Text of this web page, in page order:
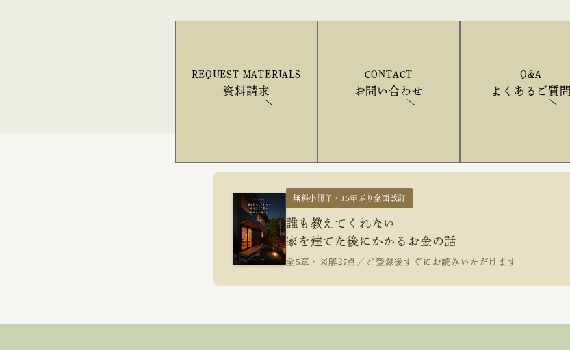
REQUEST MATERIALS
資料請求
CONTACT
お問い合わせ
Q&A
よくあるご質問
無料小冊子・15年ぶり全面改訂
誰も教えてくれない
家を建てた後にかかるお金の話
全5章・図解27点／ご登録後すぐにお読みいただけます